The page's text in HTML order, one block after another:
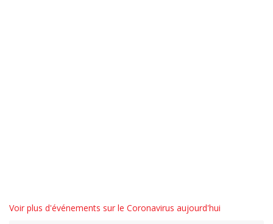
Voir plus d'événements sur le Coronavirus aujourd'hui